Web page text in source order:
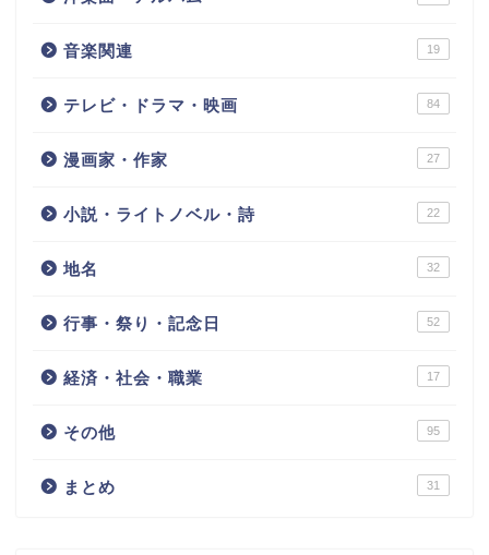
音楽関連 19
テレビ・ドラマ・映画 84
漫画家・作家 27
小説・ライトノベル・詩 22
地名 32
行事・祭り・記念日 52
経済・社会・職業 17
その他 95
まとめ 31